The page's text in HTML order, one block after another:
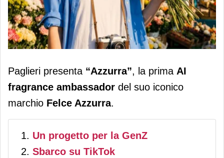
Paglieri: nasce Azzurra, la prima ai
fragrance ambassador di Felce
Azzurra
Paglieri presenta “Azzurra”, la prima AI
fragrance ambassador del suo iconico
marchio Felce Azzurra.
Un progetto per la GenZ
Sbarco su TikTok